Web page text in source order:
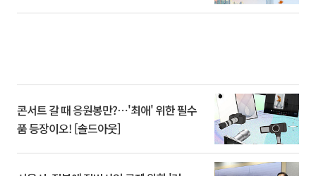
콘서트 갈 때 응원봉만?⋯'최애' 위한 필수
품 등장이오! [솔드아웃]